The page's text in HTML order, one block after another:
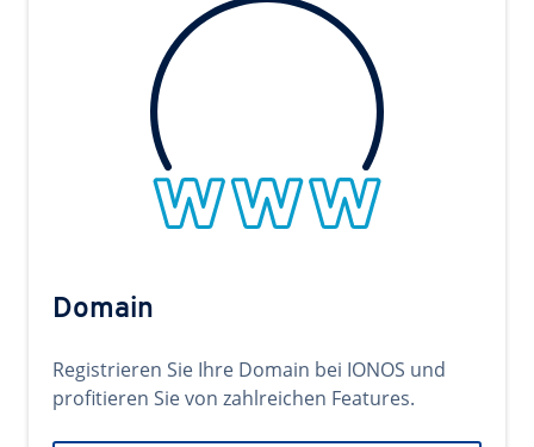
Domain
Registrieren Sie Ihre Domain bei IONOS und
profitieren Sie von zahlreichen Features.